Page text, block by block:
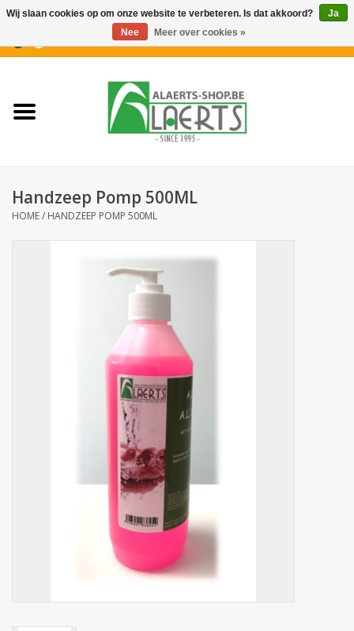
Nieuwigheden
Koffiekoekjes
Handzeep Pomp 500ML
HOME/ HANDZEEP POMP 500ML
Wij slaan cookies op om onze website te verbeteren. Is dat akkoord?
Ja
Nee
Meer over cookies »